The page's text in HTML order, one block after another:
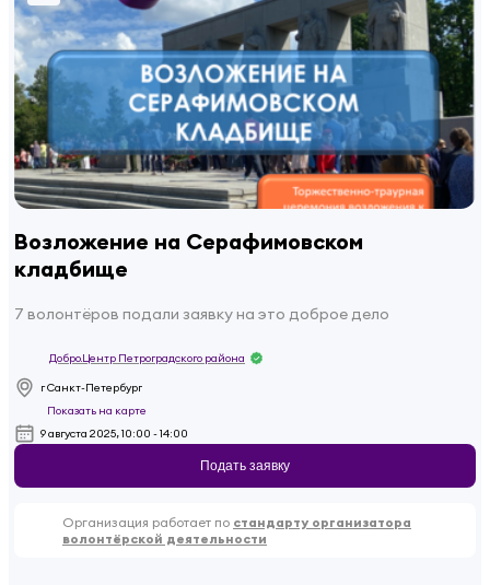
Возложение на Серафимовском
кладбище
7 волонтёров подали заявку на это доброе дело
Добро.Центр Петроградского района
г Санкт-Петербург
Показать на карте
9 августа 2025, 10:00 - 14:00
Подать заявку
Организация работает по стандарту организатора
волонтёрской деятельности